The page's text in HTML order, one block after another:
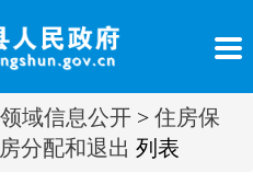
域信息公开 > 住房保
分配和退出 列表